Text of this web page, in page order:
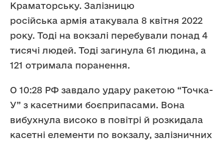
Краматорську. Залізницю
російська армія атакувала 8 квітня 2022
року. Тоді на вокзалі перебували понад 4
тисячі людей. Тоді загинула 61 людина, а
121 отримала поранення.
О 10:28 РФ завдало удару ракетою “Точка-
У” з касетними боєприпасами. Вона
вибухнула високо в повітрі й розкидала
касетні елементи по вокзалу, залізничних